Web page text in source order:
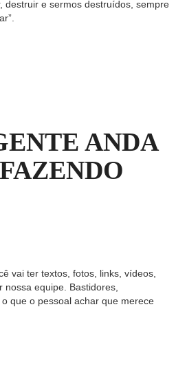
destruir e sermos destruídos, sempre
ANDA
vai ter textos, fotos, links, vídeos,
equipe. Bastidores,
que o pessoal achar que merece